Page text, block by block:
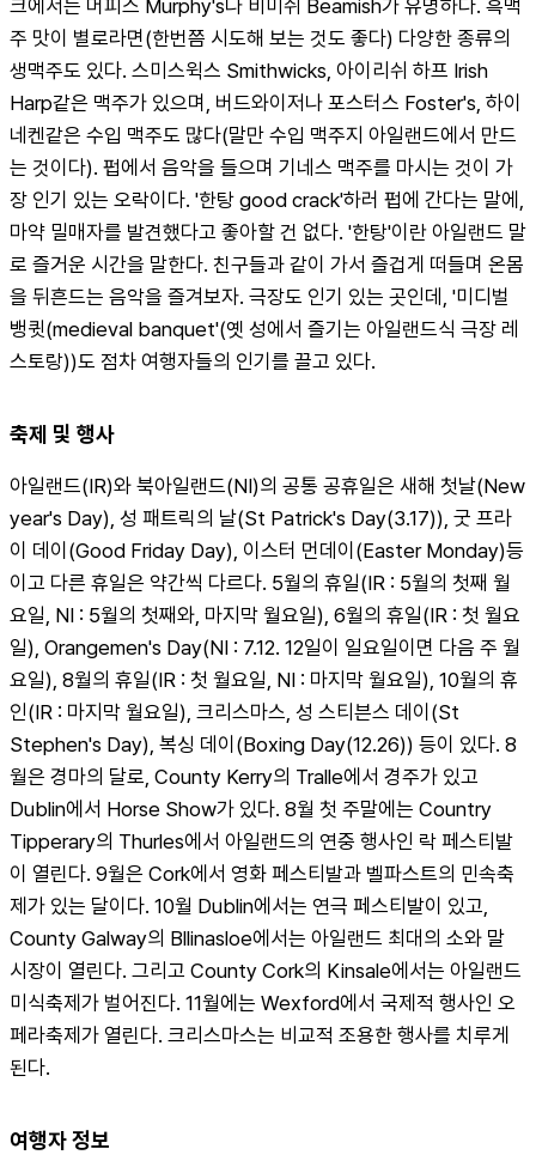
크에서는 머피스 Murphy's나 비미쉬 Beamish가 유명하다. 흑맥
주 맛이 별로라면(한번쯤 시도해 보는 것도 좋다) 다양한 종류의
생맥주도 있다. 스미스윅스 Smithwicks, 아이리쉬 하프 Irish
Harp같은 맥주가 있으며, 버드와이저나 포스터스 Foster's, 하이
네켄같은 수입 맥주도 많다(말만 수입 맥주지 아일랜드에서 만드
는 것이다). 펍에서 음악을 들으며 기네스 맥주를 마시는 것이 가
장 인기 있는 오락이다. '한탕 good crack'하러 펍에 간다는 말에,
마약 밀매자를 발견했다고 좋아할 건 없다. '한탕'이란 아일랜드 말
로 즐거운 시간을 말한다. 친구들과 같이 가서 즐겁게 떠들며 온몸
을 뒤흔드는 음악을 즐겨보자. 극장도 인기 있는 곳인데, '미디벌
뱅큇(medieval banquet'(옛 성에서 즐기는 아일랜드식 극장 레
스토랑))도 점차 여행자들의 인기를 끌고 있다.
축제 및 행사
아일랜드(IR)와 북아일랜드(NI)의 공통 공휴일은 새해 첫날(New
year's Day), 성 패트릭의 날(St Patrick's Day(3.17)), 굿 프라
이 데이(Good Friday Day), 이스터 먼데이(Easter Monday)등
이고 다른 휴일은 약간씩 다르다. 5월의 휴일(IR : 5월의 첫째 월
요일, NI : 5월의 첫째와, 마지막 월요일), 6월의 휴일(IR : 첫 월요
일), Orangemen's Day(NI : 7.12. 12일이 일요일이면 다음 주 월
요일), 8월의 휴일(IR : 첫 월요일, NI : 마지막 월요일), 10월의 휴
인(IR : 마지막 월요일), 크리스마스, 성 스티븐스 데이(St
Stephen's Day), 복싱 데이(Boxing Day(12.26)) 등이 있다. 8
월은 경마의 달로, County Kerry의 Tralle에서 경주가 있고
Dublin에서 Horse Show가 있다. 8월 첫 주말에는 Country
Tipperary의 Thurles에서 아일랜드의 연중 행사인 락 페스티발
이 열린다. 9월은 Cork에서 영화 페스티발과 벨파스트의 민속축
제가 있는 달이다. 10월 Dublin에서는 연극 페스티발이 있고,
County Galway의 Bllinasloe에서는 아일랜드 최대의 소와 말
시장이 열린다. 그리고 County Cork의 Kinsale에서는 아일랜드
미식축제가 벌어진다. 11월에는 Wexford에서 국제적 행사인 오
페라축제가 열린다. 크리스마스는 비교적 조용한 행사를 치루게
된다.
여행자 정보